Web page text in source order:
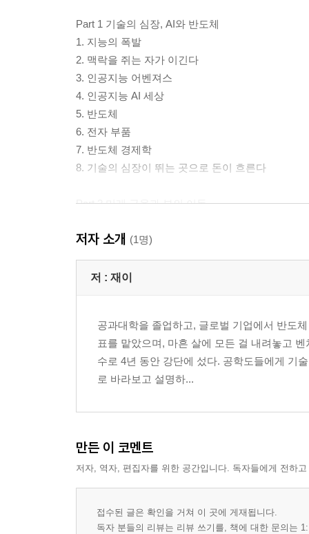
Part 1 기술의 심장, AI와 반도체
1. 지능의 폭발
2. 맥락을 쥐는 자가 이긴다
3. 인공지능 어벤져스
4. 인공지능 AI 세상
5. 반도체
6. 전자 부품
7. 반도체 경제학
8. 기술의 심장이 뛰는 곳으로 돈이 흐른다
Part 2 미래 금융과 부의 이동
10. 코인 대항해 시대
11. 블록체인 기술
12. 핀테크와 금융 공학
13. 부자의 재정의
14. 셀프 리치와 골드 휴먼
15. 5자주의
16. 부의 패러다임 설계도
18. 보이지 않는 문명의 뿌리
19. 미래를 보는 눈
20. 신인류의 운명
저자 소개 (1명)
저 : 재이
공과대학을 졸업하고, 글로벌 기업에서 반도
표를 맡았으며, 마흔 살에 모든 걸 내려놓고
수로 4년 동안 강단에 섰다. 공학도들에게 기
로 바라보고 설명하...
만든 이 코멘트
저자, 역자, 편집자를 위한 공간입니다. 독자들에게 전하
접수된 글은 확인을 거쳐 이 곳에 게재됩니다.
독자 분들의 리뷰는 리뷰 쓰기를, 책에 대한 문의는